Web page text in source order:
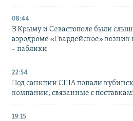
08:44
В Крыму и Севастополе были
аэродроме «Гвардейское»
– паблики
22:54
Под санкции США попали
компании, связанные с
19:15